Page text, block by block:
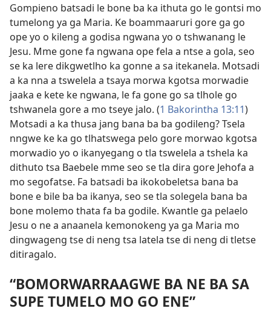
Gompieno batsadi le bone ba ka ithuta go le gontsi mo
tumelong ya ga Maria. Ke boammaaruri gore ga go
ope yo o kileng a godisa ngwana yo o tshwanang le
Jesu. Mme gone fa ngwana ope fela a ntse a gola, seo
se ka lere dikgwetlho ka gonne a sa itekanela. Motsadi
a ka nna a tswelela a tsaya morwa kgotsa morwadie
jaaka e kete ke ngwana, le fa gone go sa tlhole go
tshwanela gore a mo tseye jalo. (1 Bakorintha 13:11)
Motsadi a ka thusa jang bana ba ba godileng? Tsela
nngwe ke ka go tlhatswega pelo gore morwao kgotsa
morwadio yo o ikanyegang o tla tswelela a tshela ka
dithuto tsa Baebele mme seo se tla dira gore Jehofa a
mo segofatse. Fa batsadi ba ikokobeletsa bana ba
bone e bile ba ba ikanya, seo se tla solegela bana ba
bone molemo thata fa ba godile. Kwantle ga pelaelo
Jesu o ne a anaanela kemonokeng ya ga Maria mo
dingwageng tse di neng tsa latela tse di neng di tletse
ditiragalo.
“BOMORWARRAAGWE BA NE BA SA
SUPE TUMELO MO GO ENE”